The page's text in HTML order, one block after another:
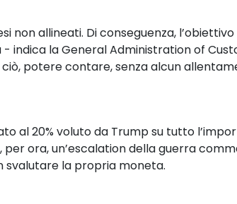
non allineati. Di conseguenza,
- indica la General Administration of
potere contare, senza alcun
al 20% voluto da Trump su tutto
ora, un’escalation della guerra
svalutare la propria moneta.